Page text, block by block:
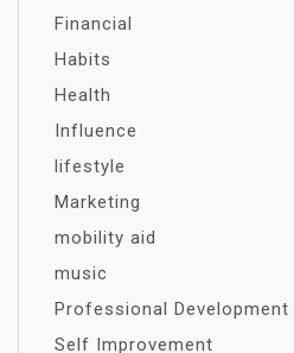
Financial
Habits
Health
Influence
lifestyle
Marketing
mobility aid
music
Professional Development
Self Improvement